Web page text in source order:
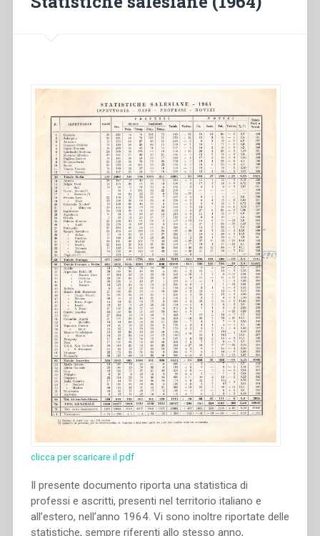
clicca per scaricare il pdf
Il presente documento riporta una statistica di
professi e ascritti, presenti nel territorio italiano e
all’estero, nell’anno 1964. Vi sono inoltre riportate delle
statistiche, sempre riferenti allo stesso anno,